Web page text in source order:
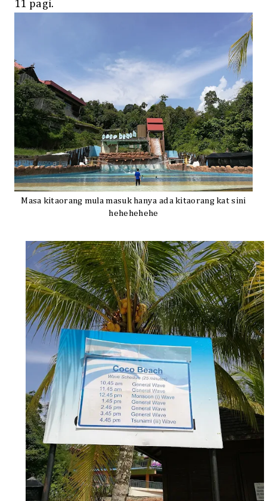
11 pagi.
Masa kitaorang mula masuk hanya ada kitaorang kat sini
hehehehehe